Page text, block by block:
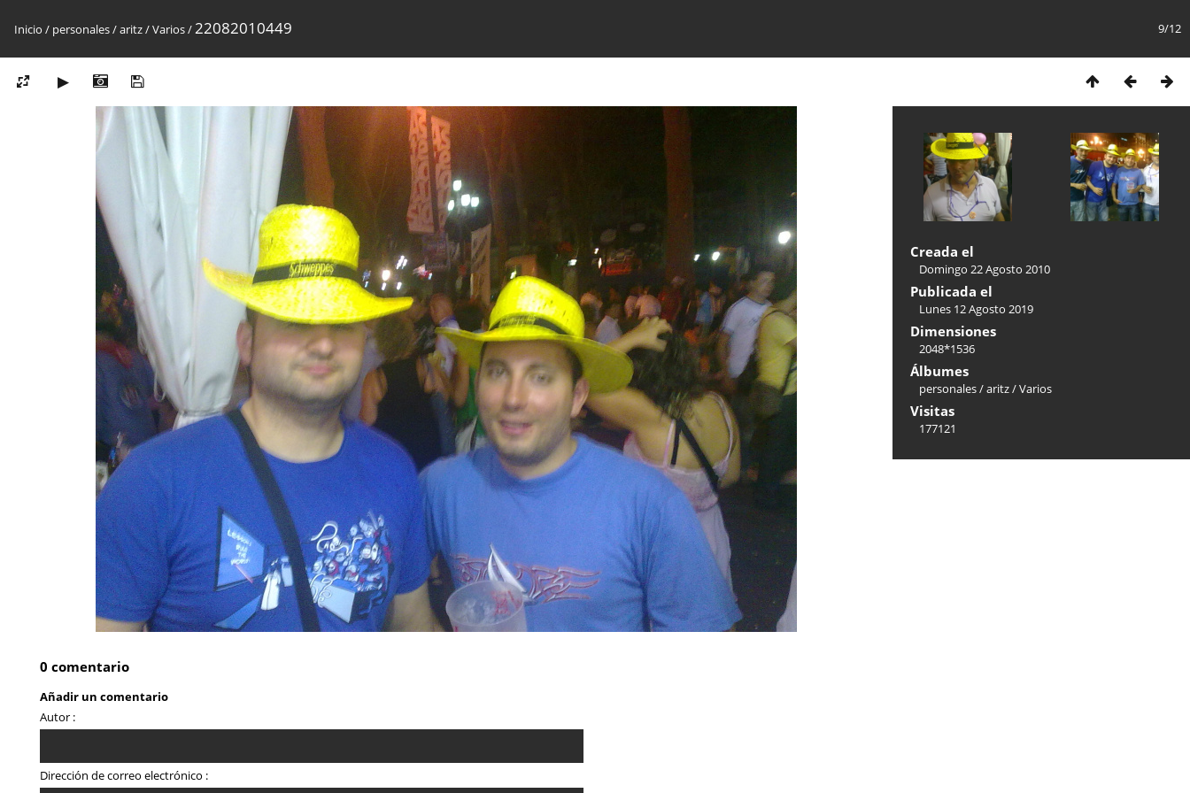
9/12
Inicio / personales/aritz/Varios/22082010449
Creada el
Domingo 22 Agosto 2010
Publicada el
Lunes 12 Agosto 2019
Dimensiones
2048*1536
Álbumes
personales/aritz/Varios
Visitas
177121
0 comentario
Añadir un comentario
Autor :
Dirección de correo electrónico :